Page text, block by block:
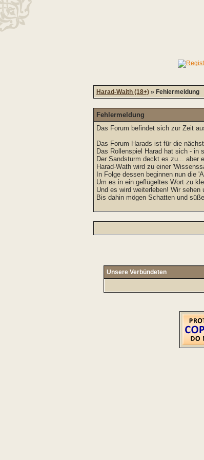
Harad-Waith (18+) » Fehlermeldung
Fehlermeldung
Das Forum befindet sich zur Zeit
Das Forum Harads ist für die
Das Rollenspiel Harad hat sich -
Der Sandsturm deckt es zu... aber
Harad-Wath wird zu einer
In Folge dessen beginnen nun die
Um es in ein geflügeltes Wort zu
Und es wird weiterleben! Wir
Bis dahin mögen Schatten und
Unsere Verbündeten